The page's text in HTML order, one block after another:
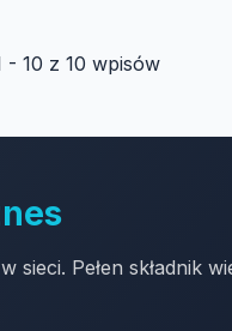
- 10 z 10 wpisów
sieci. Pełen składnik